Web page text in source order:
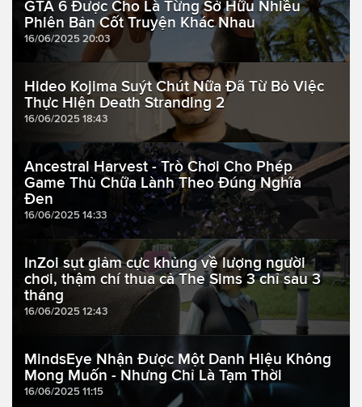
GTA 6 Được Cho Là Từng Sở Hữu Nhiều
Phiên Bản Cốt Truyện Khác Nhau
16/06/2025 20:03
Hideo Kojima Suýt Chút Nữa Đã Từ Bỏ Việc
Thực Hiện Death Stranding 2
16/06/2025 18:43
Ancestral Harvest - Trò Chơi Cho Phép
Game Thủ Chữa Lành Theo Đúng Nghĩa
Đen
16/06/2025 14:33
InZoi sụt giảm cực khủng về lượng người
chơi, thậm chí thua cả The Sims 3 chỉ sau 3
tháng
16/06/2025 12:43
MindsEye Nhận Được Một Danh Hiệu Không
Mong Muốn - Nhưng Chỉ Là Tạm Thời
16/06/2025 11:15